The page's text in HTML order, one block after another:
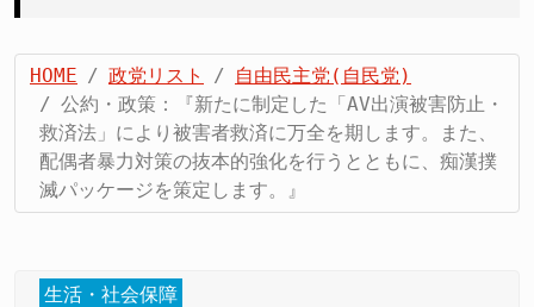
HOME 政党リスト
自由民主党(自民党)
公約・政策：『新たに制定した「AV出演被害防止・
救済法」により被害者救済に万全を期します。また、
配偶者暴力対策の抜本的強化を行うとともに、痴漢撲
滅パッケージを策定します。』
生活・社会保障